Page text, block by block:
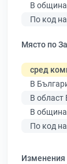
В
По код
Място по
сред
В
В област
В
По код
Изменения